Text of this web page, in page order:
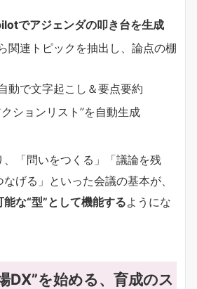
でアジェンダの叩き台を生成
関連トピックを抽出し、論点の棚
動で文字起こし＆要点要約
ションリスト”を自動生成
、「問いをつくる」「議論を残
げる」といった会議の基本が、
な“型”として機能するようにな
DX”を始める、育成のス